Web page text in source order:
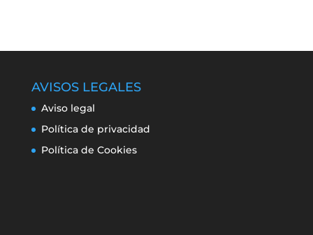
AVISOS LEGALES
Aviso legal
Política de privacidad
Política de Cookies